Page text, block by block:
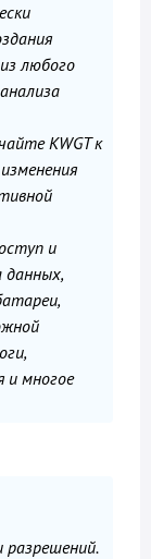
любого
KWGT к
и
данных,
и многое
разрешений.